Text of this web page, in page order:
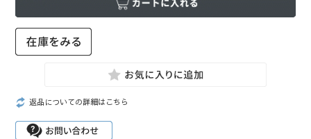
返品についての詳細はこちら